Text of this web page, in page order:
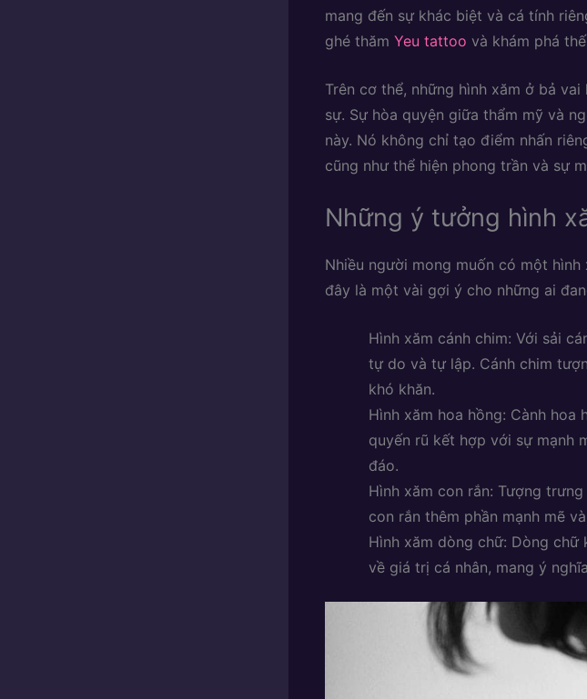
mang đến sự khác biệt và cá tính
ghé thăm Yeu tattoo và khám phá
Trên cơ thể, những hình xăm ở bả
sự. Sự hòa quyện giữa thẩm mỹ và
này. Nó không chỉ tạo điểm nhấn
cũng như thể hiện phong trần và sự
Những ý tưởng hình
Nhiều người mong muốn có một
đây là một vài gợi ý cho những ai
Hình xăm cánh chim: Với sải
tự do và tự lập. Cánh chim
khó khăn.
Hình xăm hoa hồng: Cành
quyến rũ kết hợp với sự mạnh
đáo.
Hình xăm con rắn: Tượng
con rắn thêm phần mạnh mẽ
Hình xăm dòng chữ: Dòng chữ
về giá trị cá nhân, mang ý